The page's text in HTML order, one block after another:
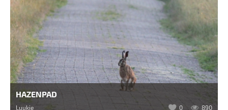
HAZENPAD
Luukie 0 890